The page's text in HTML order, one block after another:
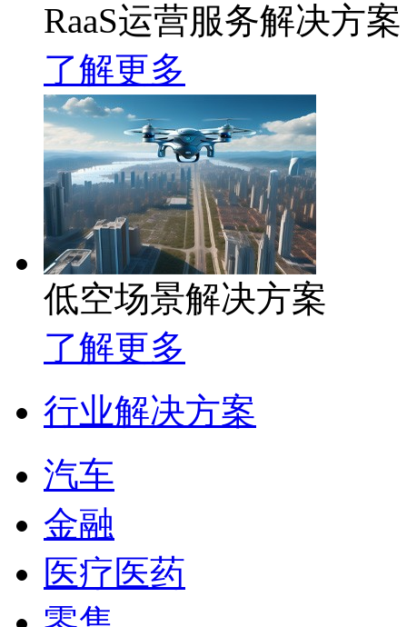
RaaS运营服务解决方案
了解更多
低空场景解决方案
了解更多
行业解决方案
汽车
金融
医疗医药